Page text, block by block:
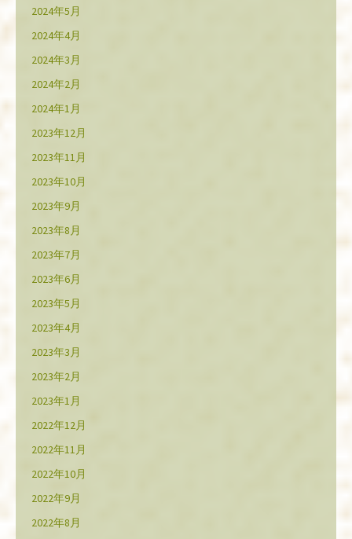
2024年5月
2024年4月
2024年3月
2024年2月
2024年1月
2023年12月
2023年11月
2023年10月
2023年9月
2023年8月
2023年7月
2023年6月
2023年5月
2023年4月
2023年3月
2023年2月
2023年1月
2022年12月
2022年11月
2022年10月
2022年9月
2022年8月